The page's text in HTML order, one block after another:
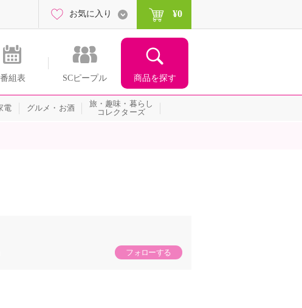
番組表 SCピープル 商品を探す
お気に入り ¥0
電 グルメ・お酒
旅・趣味・暮らし
コレクターズ
フォローする